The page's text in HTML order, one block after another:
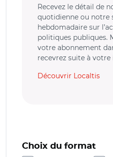
Recevez le détail de
quotidienne ou notre
hebdomadaire sur
politiques publiques.
votre abonnement
recevrez suite à
Découvrir Localtis
Choix du format